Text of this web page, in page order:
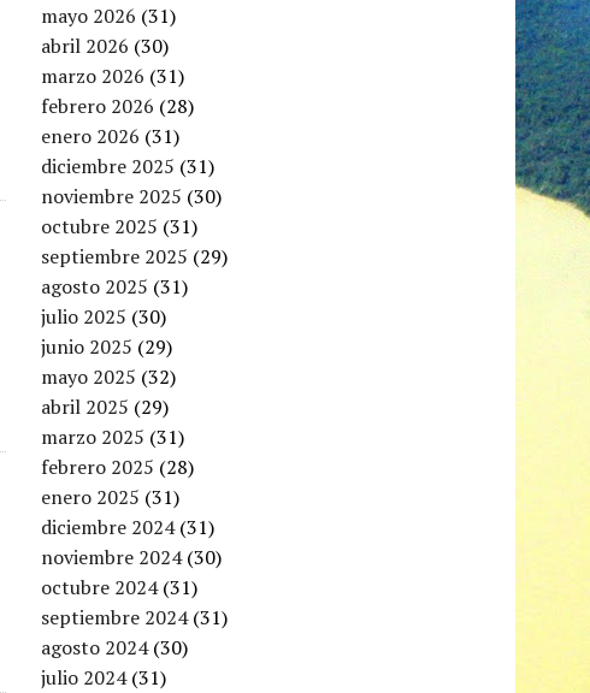
mayo 2026 (31)
abril 2026 (30)
marzo 2026 (31)
febrero 2026 (28)
enero 2026 (31)
diciembre 2025 (31)
noviembre 2025 (30)
octubre 2025 (31)
septiembre 2025 (29)
agosto 2025 (31)
julio 2025 (30)
junio 2025 (29)
mayo 2025 (32)
abril 2025 (29)
marzo 2025 (31)
febrero 2025 (28)
enero 2025 (31)
diciembre 2024(31)
noviembre 2024(30)
octubre 2024(31)
septiembre 2024(31)
agosto 2024(30)
julio 2024(31)